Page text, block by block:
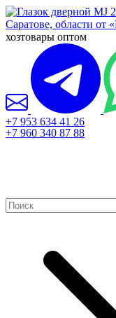
хозтовары оптом
+7 953 634 41 26
+7 960 340 87 88